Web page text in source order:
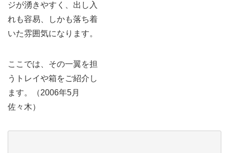
ジが湧きやすく、出し入
れも容易、しかも落ち着
いた雰囲気になります。
ここでは、その一翼を担
うトレイや箱をご紹介し
ます。（2006年5月
佐々木）